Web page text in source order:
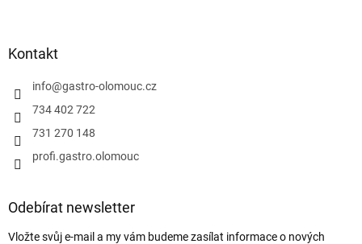
Kontakt
info@gastro-olomouc.cz
734 402 722
731 270 148
profi.gastro.olomouc
Odebírat newsletter
Vložte svůj e-mail a my vám budeme zasílat informace o nových